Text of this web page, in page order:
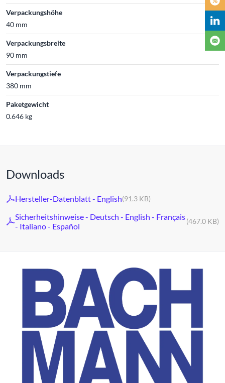
Verpackungshöhe
40 mm
Verpackungsbreite
90 mm
Verpackungstiefe
380 mm
Paketgewicht
0.646 kg
Downloads
Hersteller-Datenblatt - English(91.3 KB)
Sicherheitshinweise - Deutsch - English - Français
- Italiano - Español
(467.0 KB)